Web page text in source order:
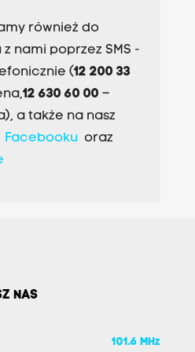
również do
nami poprzez SMS -
(12 200 33
12 630 60 00 –
a także na nasz
Facebookuoraz
NAS
101.6 MHz